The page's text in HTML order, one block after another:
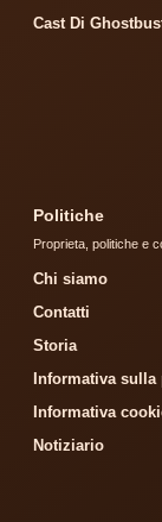
Cast Di
Politiche
Proprieta, politiche e
Chi siamo
Contatti
Storia
Informativa sulla
Informativa
Notiziario